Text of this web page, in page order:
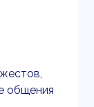
общения